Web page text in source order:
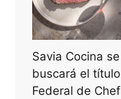
Savia Cocina
buscará el
Federal de